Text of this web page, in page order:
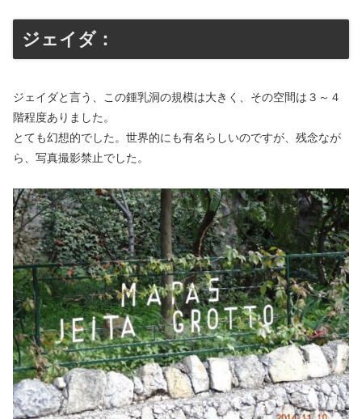
ジェイダ：
ジェイダと言う、この鍾乳洞の規模は大きく、その空間は３～４
階程度ありました。
とても幻想的でした。世界的にも有名らしいのですが、残念なが
ら、写真撮影禁止でした。